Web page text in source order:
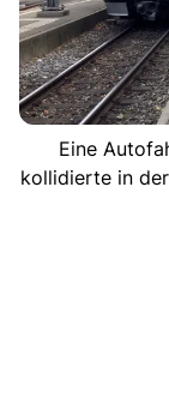
Eine
kollidierte in